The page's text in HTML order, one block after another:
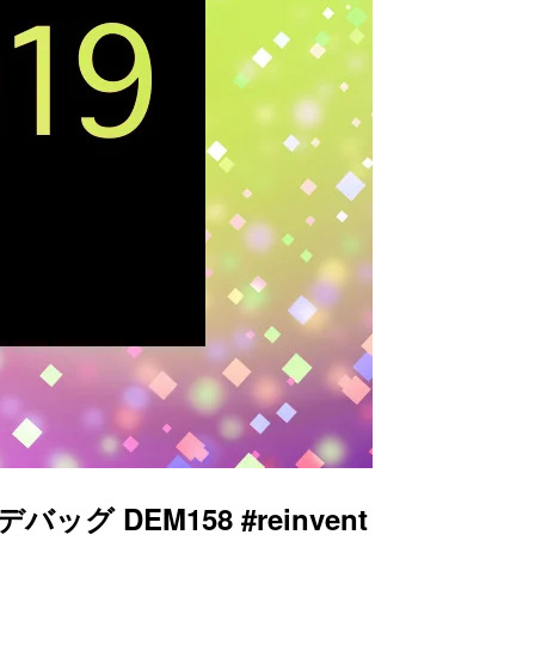
バッグ DEM158 #reinvent